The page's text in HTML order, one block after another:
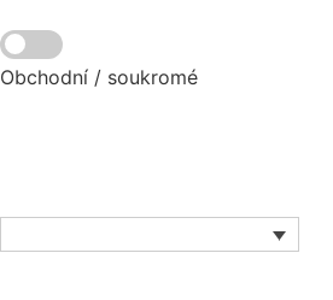
Obchodní / soukromé